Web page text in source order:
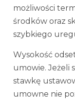
możliwości
środków oraz
szybkiego
Wysokość
umowie. Jeżeli
stawkę
umowne nie